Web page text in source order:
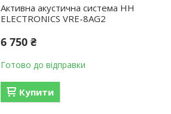
Активна акустична система HH
ELECTRONICS VRE-8AG2
6 750 ₴
Готово до відправки
Купити